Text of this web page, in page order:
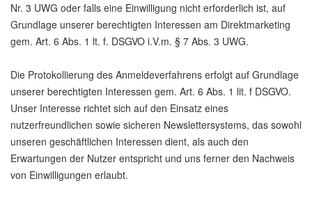
Nr. 3 UWG oder falls eine Einwilligung nicht erforderlich ist, auf
Grundlage unserer berechtigten Interessen am Direktmarketing
gem. Art. 6 Abs. 1 lt. f. DSGVO i.V.m. § 7 Abs. 3 UWG.
Die Protokollierung des Anmeldeverfahrens erfolgt auf Grundlage
unserer berechtigten Interessen gem. Art. 6 Abs. 1 lit. f DSGVO.
Unser Interesse richtet sich auf den Einsatz eines
nutzerfreundlichen sowie sicheren Newslettersystems, das sowohl
unseren geschäftlichen Interessen dient, als auch den
Erwartungen der Nutzer entspricht und uns ferner den Nachweis
von Einwilligungen erlaubt.